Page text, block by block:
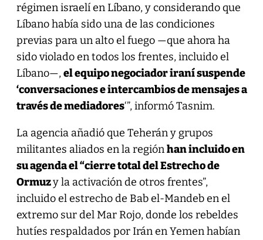
régimen israelí en Líbano, y considerando que
Líbano había sido una de las condiciones
previas para un alto el fuego —que ahora ha
sido violado en todos los frentes, incluido el
Líbano—,el equipo negociador iraní suspende
‘conversaciones e intercambios de mensajes a
través de mediadores‘”, informó Tasnim.
La agencia añadió que Teherán y grupos
militantes aliados en la regiónhan incluido en
su agenda el “cierre total del Estrecho de
Ormuzy la activación de otros frentes”,
incluido el estrecho de Bab el-Mandeb en el
extremo sur del Mar Rojo, donde los rebeldes
hutíes respaldados por Irán en Yemen habían